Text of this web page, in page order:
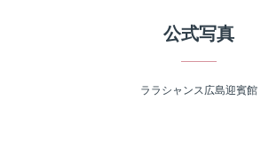
公式写真
ララシャンス広島迎賓館